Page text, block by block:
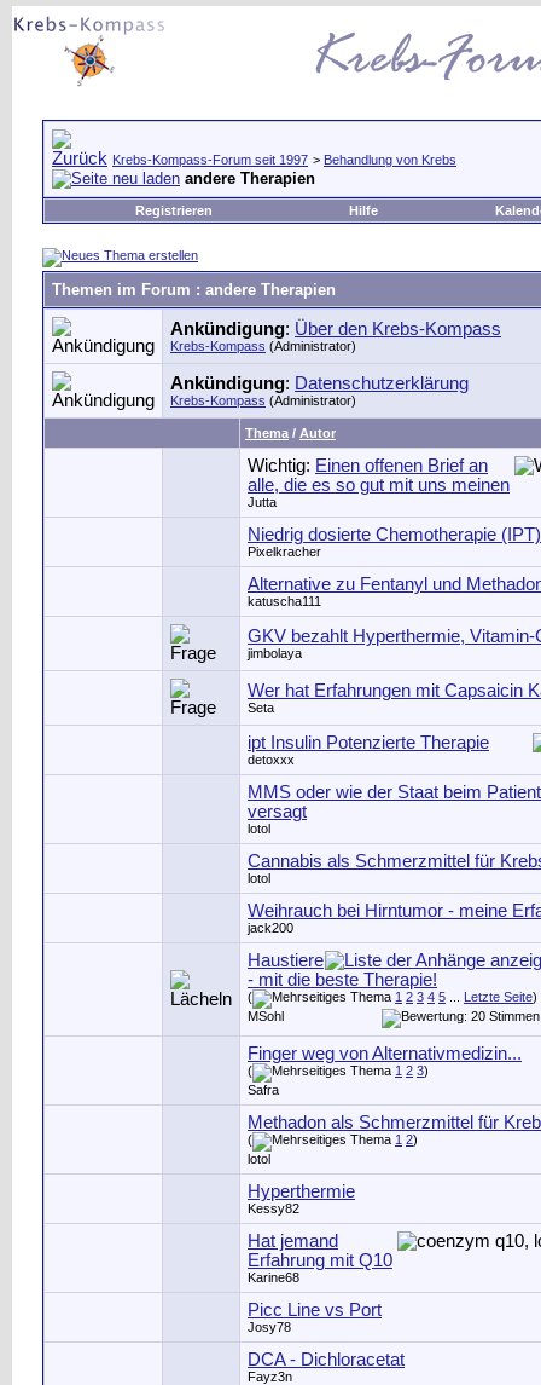
Krebs-Kompass-Forum seit 1997 > Behandlung von Krebs
andere Therapien
Registrieren Hilfe
Themen im Forum : andere Therapien
Ankündigung: Über den Krebs-Kompass
Krebs-Kompass (Administrator)
Ankündigung: Datenschutzerklärung
Krebs-Kompass (Administrator)
Thema / Autor
Wichtig: Einen offenen Brief an
alle, die es so gut mit uns meinen
Jutta
Niedrig dosierte Chemotherapie (IPT)
Pixelkracher
Alternative zu Fentanyl und
katuscha111
GKV bezahlt Hyperthermie, Vitamin-
jimbolaya
Wer hat Erfahrungen mit Capsaicin
Seta
ipt Insulin Potenzierte Therapie
detoxxx
MMS oder wie der Staat beim
versagt
lotol
Cannabis als Schmerzmittel für
lotol
Weihrauch bei Hirntumor - meine
jack200
Haustiere
- mit die beste Therapie!
( 1 2 3 4 5 Letzte Seite)
MSohl
Finger weg von Alternativmedizin...
( 1 2 3)
Safra
Methadon als Schmerzmittel für
( 1 2)
lotol
Hyperthermie
Kessy82
Hat jemand
Erfahrung mit Q10
Karine68
Picc Line vs Port
Josy78
DCA - Dichloracetat
Fayz3n